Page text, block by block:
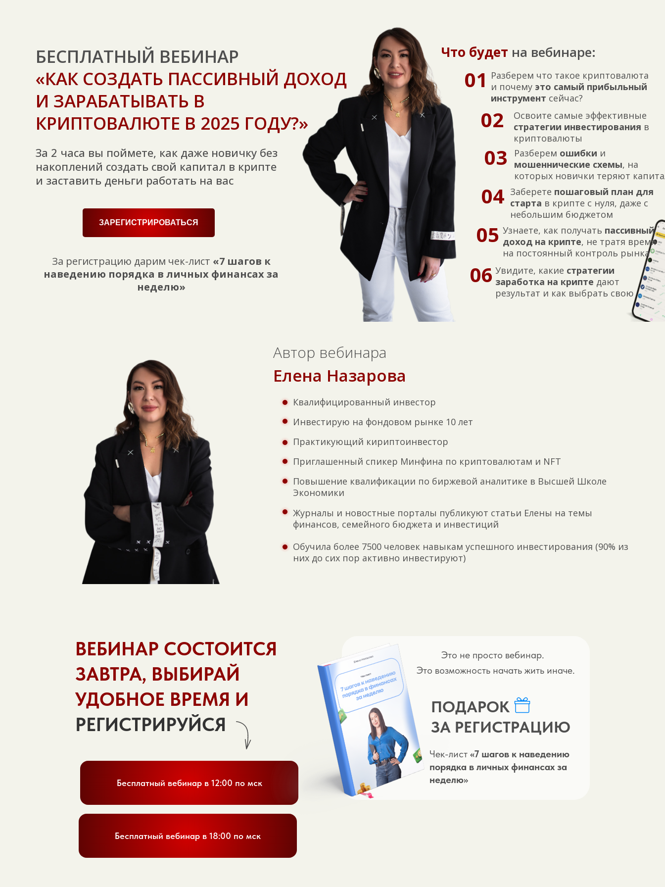
01
БЕСПЛАТНЫЙ ВЕБИНАР
«КАК СОЗДАТЬ ПАССИВНЫЙ ДОХОД
И ЗАРАБАТЫВАТЬ В
КРИПТОВАЛЮТЕ В 2025 ГОДУ?»
Что будет на вебинаре:
Разберем что такое криптовалюта
и почему это самый прибыльный
инструмент сейчас?
За 2 часа вы поймете, как даже новичку без
накоплений создать свой капитал в крипте
и заставить деньги работать на вас
02
03
04
05
06
Освоите самые эффективные
стратегии инвестирования в
криптовалюты
Разберем ошибки и
мошеннические схемы, на
которых новички теряют
Заберете пошаговый план для
старта в крипте с нуля, даже с
небольшим бюджетом
Узнаете, как получать пассивный
доход на крипте, не тратя время
на постоянный контроль рынка
Увидите, какие стратегии
заработка на крипте дают
результат и как выбрать свою
За регистрацию дарим чек-лист «7 шагов к
наведению порядка в личных финансах за
неделю»
ЗАРЕГИСТРИРОВАТЬСЯ
Квалифицированный инвестор
Инвестирую на фондовом рынке 10 лет
Приглашенный спикер Минфина по криптовалютам и NFT
Повышение квалификации по биржевой аналитике в Высшей Школе
Экономики
Журналы и новостные порталы публикуют статьи Елены на темы
финансов, семейного бюджета и инвестиций
Автор вебинара
Елена Назарова
Обучила более 7500 человек навыкам успешного инвестирования (90% из
них до сих пор активно инвестируют)
Практикующий кириптоинвестор
Бесплатный вебинар в 12:00 по мск
Бесплатный вебинар в 18:00 по мск
ВЕБИНАР СОСТОИТСЯ
ЗАВТРА, ВЫБИРАЙ
УДОБНОЕ ВРЕМЯ И
РЕГИСТРИРУЙСЯ
Это не просто вебинар.
Это возможность начать жить иначе.
ПОДАРОК
ЗА РЕГИСТРАЦИЮ
Чек-лист «7 шагов к наведению
порядка в личных финансах за
неделю»